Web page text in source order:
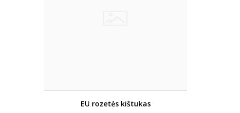
EU rozetės kištukas